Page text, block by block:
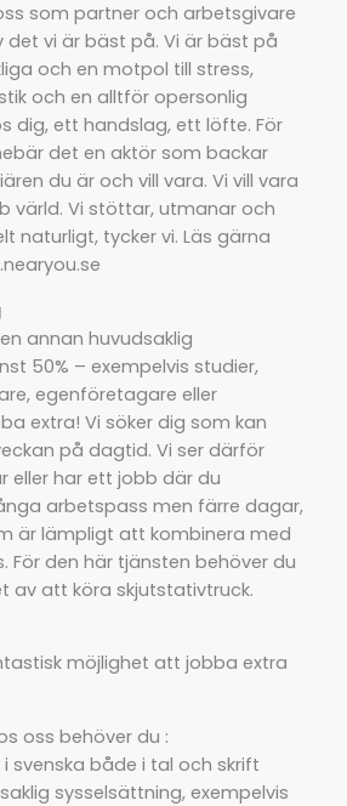
som partner och arbetsgivare
det vi är bäst på. Vi är bäst på
och en motpol till stress,
och en alltför opersonlig
dig, ett handslag, ett löfte. För
det en aktör som backar
du är och vill vara. Vi vill vara
värld. Vi stöttar, utmanar och
naturligt, tycker vi. Läs gärna
annan huvudsaklig
50% – exempelvis studier,
egenföretagare eller
extra! Vi söker dig som kan
på dagtid. Vi ser därför
eller har ett jobb där du
arbetspass men färre dagar,
är lämpligt att kombinera med
För den här tjänsten behöver du
av att köra skjutstativtruck.
möjlighet att jobba extra
oss behöver du :
svenska både i tal och skrift
sysselsättning, exempelvis